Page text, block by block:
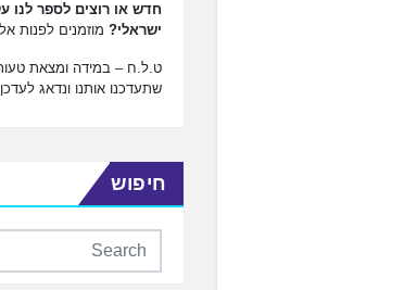
חדש או רוצים לספר לנו
ישראלי? מוזמנים לפנות
ט.ל.ח – במידה ומצאת
שתעדכנו אותנו ונדאג
חיפוש